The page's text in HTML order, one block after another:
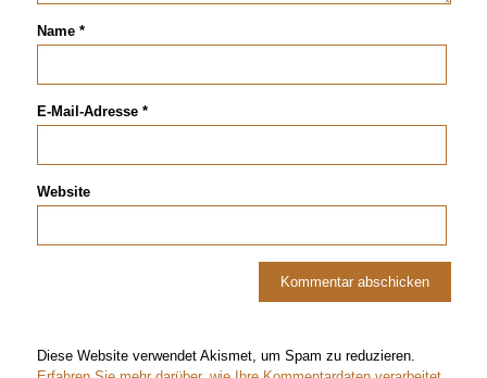
Name *
E-Mail-Adresse *
Website
Diese Website verwendet Akismet, um Spam zu reduzieren.